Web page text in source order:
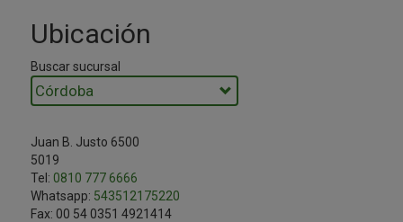
Ubicación
Buscar sucursal
Juan B. Justo 6500
5019
Tel: 0810 777 6666
Whatsapp: 543512175220
Fax: 00 54 0351 4921414